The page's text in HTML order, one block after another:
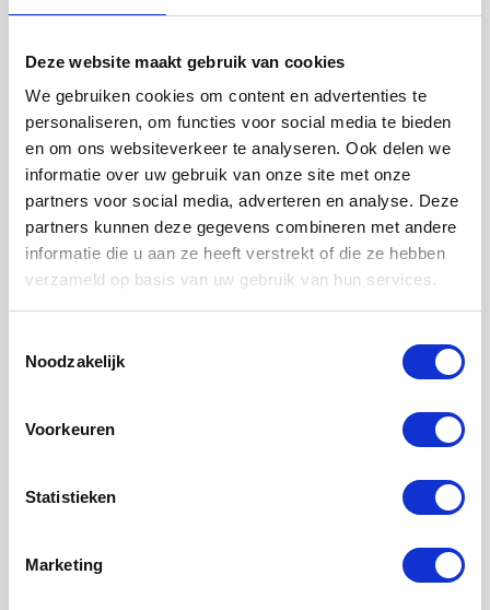
Deze website maakt gebruik van cookies
We gebruiken cookies om content en advertenties te
personaliseren, om functies voor social media te bieden
en om ons websiteverkeer te analyseren. Ook delen we
informatie over uw gebruik van onze site met onze
partners voor social media, adverteren en analyse. Deze
partners kunnen deze gegevens combineren met andere
informatie die u aan ze heeft verstrekt of die ze hebben
verzameld op basis van uw gebruik van hun services.
Noodzakelijk
Voorkeuren
Statistieken
Marketing
Faciliteiten
Badkamer :
Toilet :
Keuken :
Woonkamer :
Privé
Privé
Privé
Privé
Huisdieren :
Roken :
Fietsenstalling :